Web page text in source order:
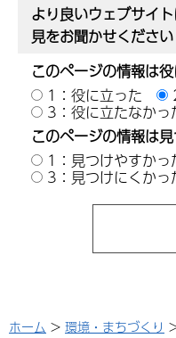
より良いウェブサイ
見をお聞かせください
このページの情報は
1：役に立った
3：役に立たなかっ
このページの情報は
1：見つけやすかっ
3：見つけにくかっ
ホーム > 環境・まちづくり